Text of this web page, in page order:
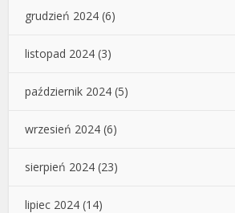
grudzień 2024 (6)
listopad 2024 (3)
październik 2024 (5)
wrzesień 2024 (6)
sierpień 2024 (23)
lipiec 2024 (14)